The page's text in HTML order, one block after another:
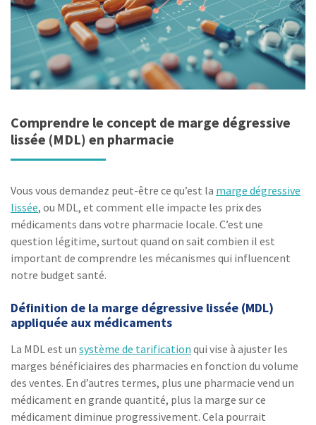
Comprendre le concept de marge dégressive
lissée (MDL) en pharmacie
Vous vous demandez peut-être ce qu’est la marge dégressive
lissée, ou MDL, et comment elle impacte les prix des
médicaments dans votre pharmacie locale. C’est une
question légitime, surtout quand on sait combien il est
important de comprendre les mécanismes qui influencent
notre budget santé.
Définition de la marge dégressive lissée (MDL)
appliquée aux médicaments
La MDL est un système de tarification qui vise à ajuster les
marges bénéficiaires des pharmacies en fonction du volume
des ventes. En d’autres termes, plus une pharmacie vend un
médicament en grande quantité, plus la marge sur ce
médicament diminue progressivement. Cela pourrait